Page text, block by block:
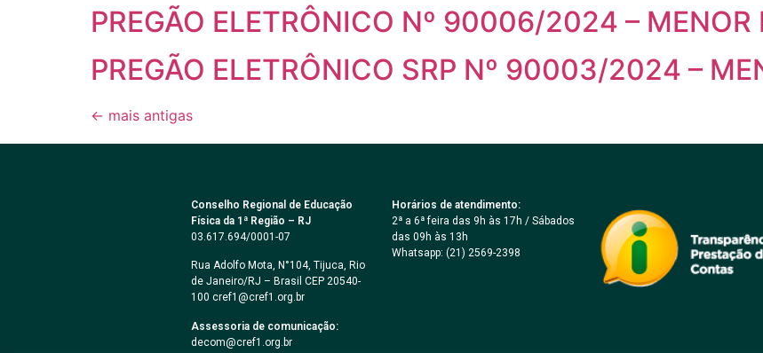
PREGÃO ELETRÔNICO Nº 90006/2024 – MENOR
PREGÃO ELETRÔNICO SRP Nº 90003/2024 –
← mais antigas
Conselho Regional de Educação
Física da 1ª Região – RJ
03.617.694/0001-07
Rua Adolfo Mota, N°104, Tijuca, Rio
de Janeiro/RJ – Brasil CEP 20540-
100 cref1@cref1.org.br
Assessoria de comunicação:
decom@cref1.org.br
Horários de atendimento:
2ª a 6ª feira das 9h às 17h / Sábados
das 09h às 13h
Whatsapp: (21) 2569-2398